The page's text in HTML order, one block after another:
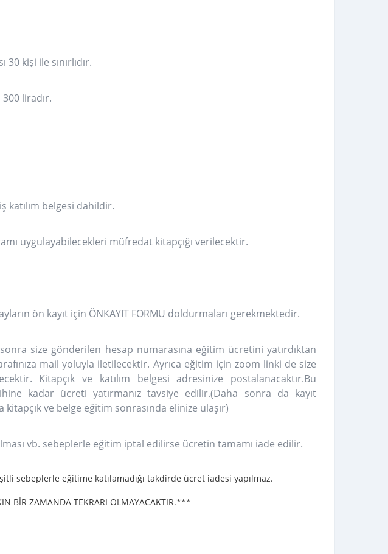
30 kişi ile sınırlıdır.
liradır.
katılım belgesi dahildir.
uygulayabilecekleri müfredat kitapçığı verilecektir.
ön kayıt için ÖNKAYIT FORMU doldurmaları gerekmektedir.
sonra size gönderilen hesap numarasına eğitim ücretini yatırdıktan
mail yoluyla iletilecektir. Ayrıca eğitim için zoom linki de size
Kitapçık ve katılım belgesi adresinize postalanacaktır.Bu
kadar ücreti yatırmanız tavsiye edilir.(Daha sonra da kayıt
ve belge eğitim sonrasında elinize ulaşır)
olması vb. sebeplerle eğitim iptal edilirse ücretin tamamı iade edilir.
sebeplerle eğitime katılamadığı takdirde ücret iadesi yapılmaz.
BİR ZAMANDA TEKRARI OLMAYACAKTIR.***